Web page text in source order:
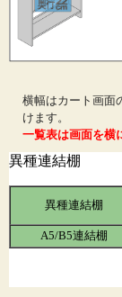
横幅はカート画面
けます。
一覧表は画面を横